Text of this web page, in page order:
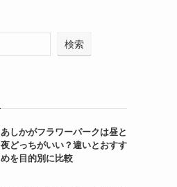
検索
あしかがフラワーパークは昼と
夜どっちがいい？違いとおすす
めを目的別に比較